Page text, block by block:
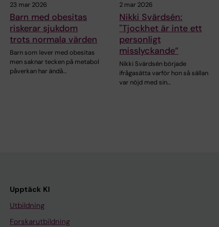
23 mar 2026
Barn med obesitas
riskerar sjukdom
trots normala värden
Barn som lever med obesitas
men saknar tecken på metabol
påverkan har ändå…
2 mar 2026
Nikki Svärdsén:
"Tjockhet är inte ett
personligt
misslyckande”
Nikki Svärdsén började
ifrågasätta varför hon så sällan
var nöjd med sin…
Upptäck KI
Utbildning
Forskarutbildning